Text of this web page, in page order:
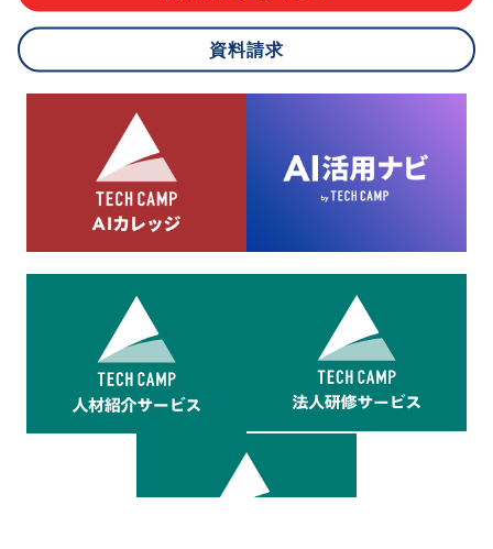
応ができない場合があります。
8.cookieにより取得・分析した情報とその利用について
当社は第三者が運営するデータ・マネジメント・プラットフォ
ームからcookieにより収集されたウェブの閲覧機歴及びその分
析結果を取得し、これをお客様の個人データと結びつけた上
で、広告配信等の目的で利用いたします。
資料請求